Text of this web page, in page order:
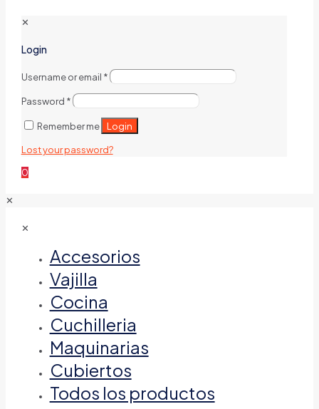
✕
Login
Username or email *
Password *
Remember me Login
Lost your password?
0
✕
✕
Accesorios
Vajilla
Cocina
Cuchilleria
Maquinarias
Cubiertos
Todos los productos